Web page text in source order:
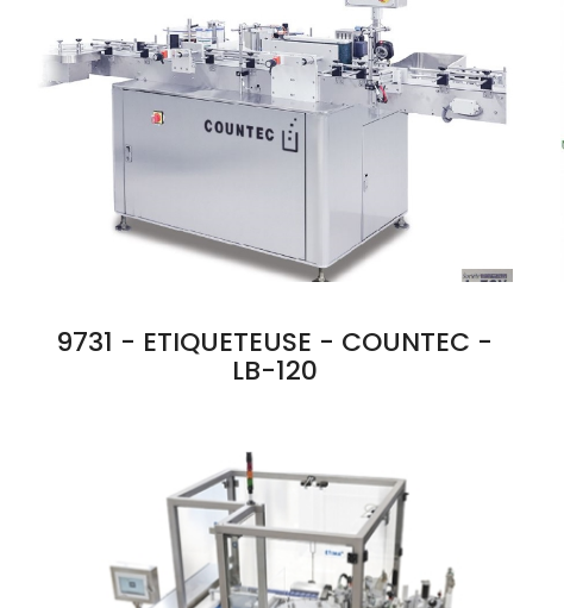
9731 - ETIQUETEUSE - COUNTEC -
LB-120